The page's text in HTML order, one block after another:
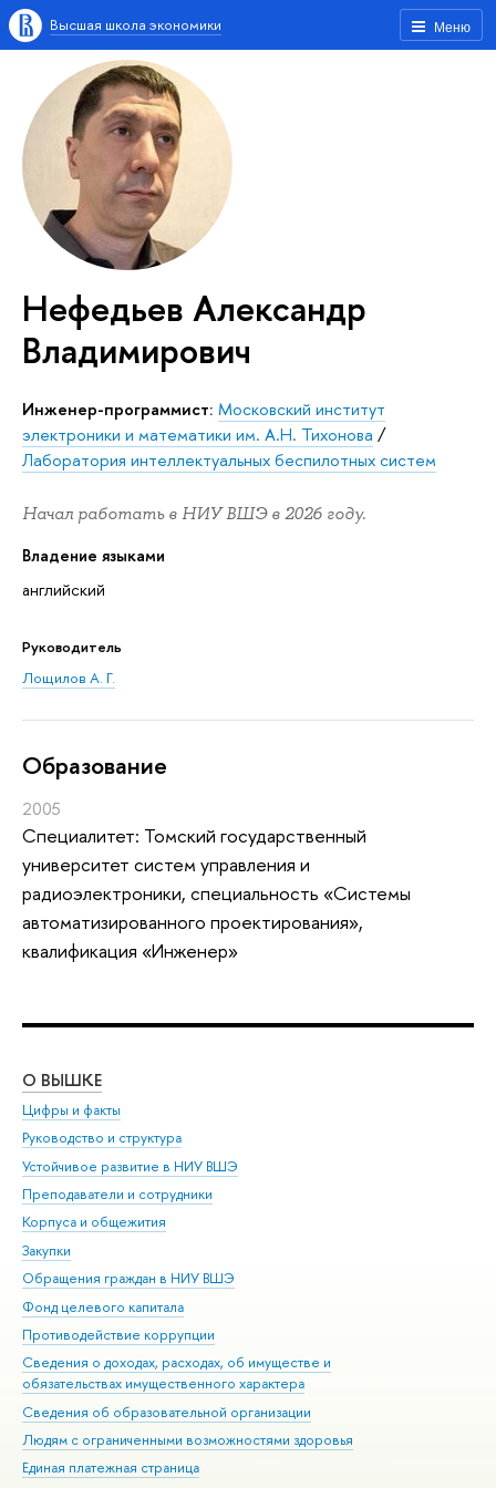
Меню
Высшая школа экономики
Нефедьев Александр
Владимирович
Инженер-программист: Московский институт
электроники и математики им. А.Н. Тихонова /
Лаборатория интеллектуальных беспилотных систем
Начал работать в НИУ ВШЭ в 2026 году.
Владение языками
английский
Руководитель
Лощилов А. Г.
Oбразование
2005
Специалитет: Томский государственный
университет систем управления и
радиоэлектроники, специальность «Системы
автоматизированного проектирования»,
квалификация «Инженер»
О ВЫШКЕ
Цифры и факты
Руководство и структура
Устойчивое развитие в НИУ ВШЭ
Преподаватели и сотрудники
Корпуса и общежития
Закупки
Обращения граждан в НИУ ВШЭ
Фонд целевого капитала
Противодействие коррупции
Сведения о доходах, расходах, об имуществе и
обязательствах имущественного характера
Сведения об образовательной организации
Людям с ограниченными возможностями здоровья
Единая платежная страница